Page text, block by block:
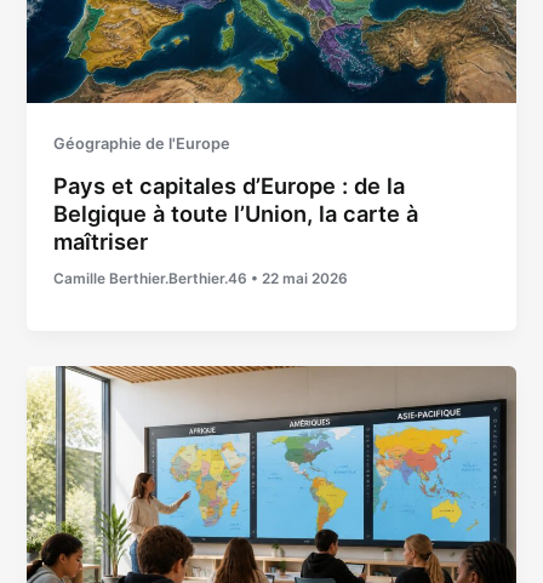
Géographie de l'Europe
Pays et capitales d’Europe : de la
Belgique à toute l’Union, la carte à
maîtriser
Camille Berthier.Berthier.46 •22 mai 2026